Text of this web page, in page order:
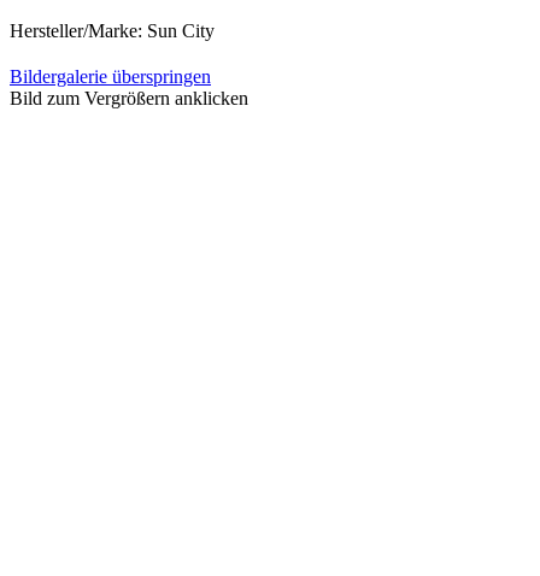
Hersteller/Marke: Sun City
Bildergalerie überspringen
Bild zum Vergrößern anklicken